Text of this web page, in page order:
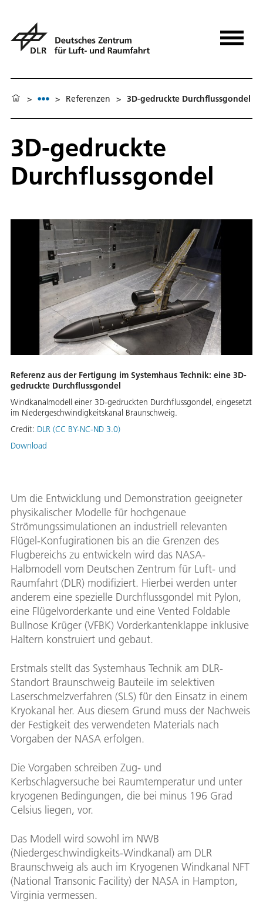
> > Referenzen > 3D-gedruckte Durchflussgondel
3D-gedruckte
Durchflussgondel
Referenz aus der Fertigung im Systemhaus Technik: eine 3D-
gedruckte Durchflussgondel
Windkanalmodell einer 3D-gedruckten Durchflussgondel, eingesetzt
im Niedergeschwindigkeitskanal Braunschweig.
Credit: DLR (CC BY-NC-ND 3.0)
Download
Um die Entwicklung und Demonstration geeigneter
physikalischer Modelle für hochgenaue
Strömungssimulationen an industriell relevanten
Flügel-Konfugirationen bis an die Grenzen des
Flugbereichs zu entwickeln wird das NASA-
Halbmodell vom Deutschen Zentrum für Luft- und
Raumfahrt (DLR) modifiziert. Hierbei werden unter
anderem eine spezielle Durchflussgondel mit Pylon,
eine Flügelvorderkante und eine Vented Foldable
Bullnose Krüger (VFBK) Vorderkantenklappe inklusive
Haltern konstruiert und gebaut.
Erstmals stellt das Systemhaus Technik am DLR-
Standort Braunschweig Bauteile im selektiven
Laserschmelzverfahren (SLS) für den Einsatz in einem
Kryokanal her. Aus diesem Grund muss der Nachweis
der Festigkeit des verwendeten Materials nach
Vorgaben der NASA erfolgen.
Die Vorgaben schreiben Zug- und
Kerbschlagversuche bei Raumtemperatur und unter
kryogenen Bedingungen, die bei minus 196 Grad
Celsius liegen, vor.
Das Modell wird sowohl im NWB
(Niedergeschwindigkeits-Windkanal) am DLR
Braunschweig als auch im Kryogenen Windkanal NFT
(National Transonic Facility) der NASA in Hampton,
Virginia vermessen.